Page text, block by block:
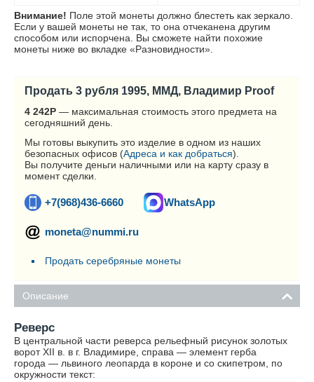
Внимание! Поле этой монеты должно блестеть как зеркало.
Если у вашей монеты не так, то она отчеканена другим
способом или испорчена. Вы сможете найти похожие
монеты ниже во вкладке «Разновидности».
Продать 3 рубля 1995, ММД, Владимир Proof
4 242Р — максимальная стоимость этого предмета на
сегодняшний день.
Мы готовы выкупить это изделие в одном из наших
безопасных офисов (Адреса и как добраться).
Вы получите деньги наличными или на карту сразу в
момент сделки.
+7(968)436-6660 WhatsApp
moneta@nummi.ru
Продать серебряные монеты
Описание
Реверс
В центральной части реверса рельефный рисунок золотых
ворот XII в. в г. Владимире, справа — элемент герба
города — львиного леопарда в короне и со скипетром, по
окружности текст: